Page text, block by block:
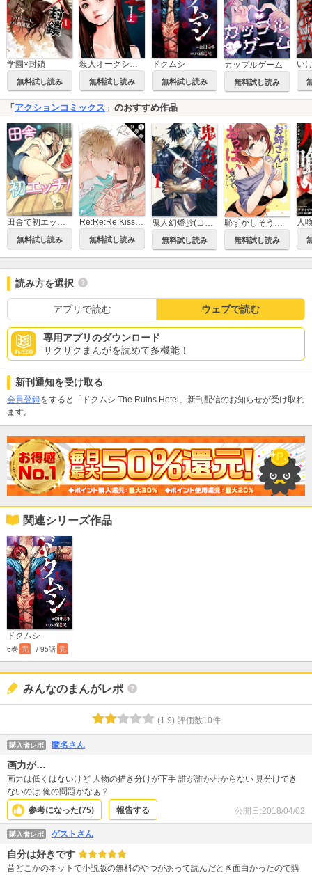
学園×封鎖
無料試し読み
殺人オークション
無料試し読み
ドクムシ
無料試し読み
カップルゲーム
無料試し読み
「 アクションコミックス 」のおすすめ作品
田舎で初エッチ！
無料試し読み
Re:Re:Re:Kiss 分冊版
無料試し読み
鬼人幻燈抄(コミック)
無料試し読み
恥ずかしそうな顔で年上のお姉さんにおっぱい見せてもらいたい 赤面おっぱいアンソロジー
無料試し読み
読み方を選択
アプリで読む ウェブで読む
専用アプリのダウンロード
サクサクまんがを読めて多機能！
新刊通知を受け取る
会員登録をすると「ドクムシ The Ruins Hotel」新刊配信のお知らせが受け取れ
ます。
関連シリーズ作品
ドクムシ
6巻 完 / 95話 完
みんなのまんがレポ
(1.9) 評価数10件
購入者レポ 匿名さん
画力が…
画力は低くはないけど 人物の描き分けが下手 誰が誰かわからない 見分けでき
ないのは 俺の問題かなぁ？
参考になった(75) 報告する 公開日:2018/04/02
購入者レポ ゲストさん
自分は好きです
昔どこかのネットで小説版の無料のやつがあって読んだとき面白かったので購